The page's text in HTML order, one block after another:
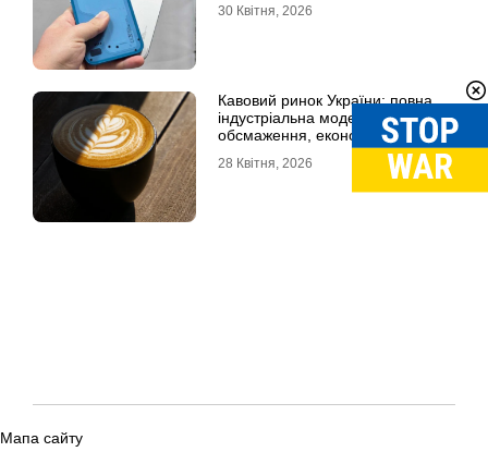
30 Квітня, 2026
Кавовий ринок України: повна
індустріальна модель, технології
обсмаження, економіка та
28 Квітня, 2026
Мапа сайту